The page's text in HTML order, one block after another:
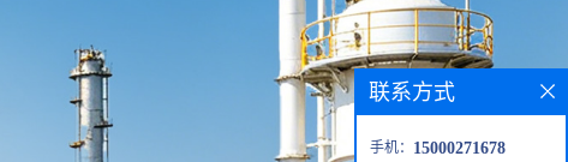
联系方式
手机： 15000271678